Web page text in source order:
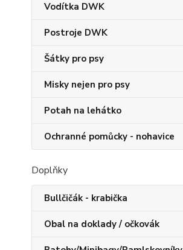
Vodítka DWK
Postroje DWK
Šátky pro psy
Misky nejen pro psy
Potah na lehátko
Ochranné pomůcky - nohavice
Doplňky
Bullčičák - krabička
Obal na doklady / očkovák